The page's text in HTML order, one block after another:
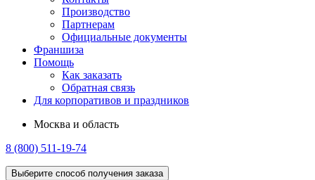
Производство
Партнерам
Официальные документы
Франшиза
Помощь
Как заказать
Обратная связь
Для корпоративов и праздников
Москва и область
8 (800) 511-19-74
Выберите способ получения заказа